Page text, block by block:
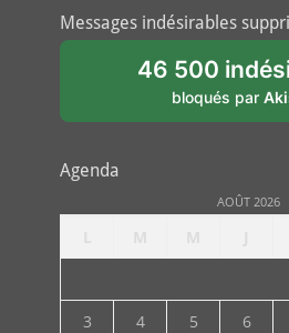
Messages indésirables
46 500
bloqués par
Agenda
AOÛT 2026
3
4 5 6